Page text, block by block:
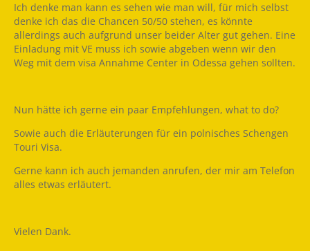
Ich denke man kann es sehen wie man will, für mich selbst
denke ich das die Chancen 50/50 stehen, es könnte
allerdings auch aufgrund unser beider Alter gut gehen. Eine
Einladung mit VE muss ich sowie abgeben wenn wir den
Weg mit dem visa Annahme Center in Odessa gehen sollten.
Nun hätte ich gerne ein paar Empfehlungen, what to do?
Sowie auch die Erläuterungen für ein polnisches Schengen
Touri Visa.
Gerne kann ich auch jemanden anrufen, der mir am Telefon
alles etwas erläutert.
Vielen Dank.